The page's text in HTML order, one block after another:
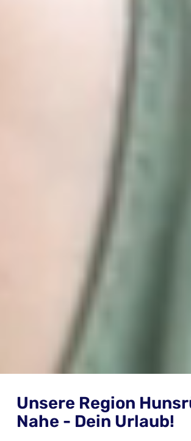
Unsere Region
Nahe - Dein Urlaub!